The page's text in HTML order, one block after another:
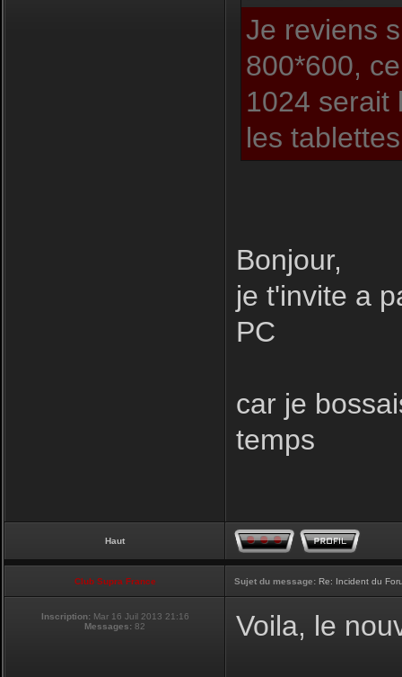
Je reviens
800*600,
1024 serait
les
Bonjour,
je t'invite a
PC
car je
temps
Haut
Club Supra France Sujet du message: Re: Incident du
Inscription: Mar 16 Juil 2013 21:16
Messages: 82 Voila, le